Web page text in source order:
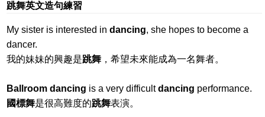
跳舞英文造句練習
My sister is interested in dancing, she hopes to become a
dancer.
我的妹妹的興趣是跳舞 ，希望未來能成為一名舞者。
Ballroom dancing is a very difficultdancing performance.
國標舞是很高難度的跳舞表演。